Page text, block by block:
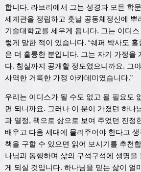
합니다. 라브리에서 그는 성경과 모든 학
세계관을 정립하고 훗날 공동체정신에 뿌
기술대학교를 세우게 됩니다. 그는 이디
렇게 말한 적이 있습니다. “쉐퍼 박사도
은 더 훌륭한 분입니다. 그는 자기 가정을
다. 침실까지 공개할 정도였으니까요. 그
사역한 거룩한 가정 아카데미였습니다.”
우리는 이디스가 될 수도 없고 될 필요도
면 되니까요. 그러나 이 분이 가졌던 하나
과 열정, 책으로 삶으로 보여 주었던 진정
배우고 다음 세대에 물려주어야 한다고
책을 구할 수 있으면 읽어 보시기를 추천
나님과 동행하며 삶의 구석구석에 생명을
게 되실 것입니다. 하나님을 믿는 삶이 얼